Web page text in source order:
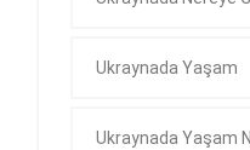
Ukraynada Yaşam
Ukraynada Yaşam